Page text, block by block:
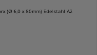
(Ø 6,0 x 80mm) Edelstahl A2